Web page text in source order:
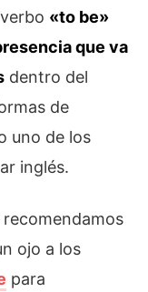
«to be»
que va
dentro del
de
uno de los
inglés.
ojo a los
para